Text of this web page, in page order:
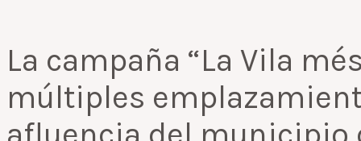
La campaña “La Vila
múltiples